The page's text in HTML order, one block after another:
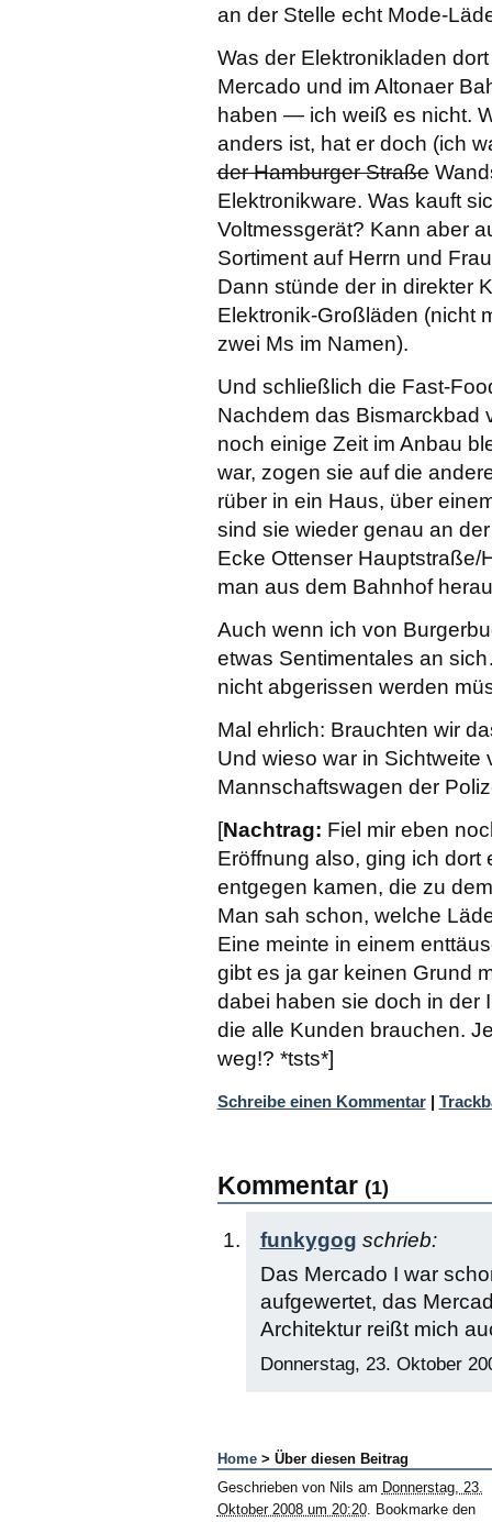
an der Stelle echt Mode-
Was der Elektronikladen
Mercado und im Altonaer
haben — ich weiß es nicht.
anders ist, hat er doch (ich
der Hamburger Straße
Elektronikware. Was kauft
Voltmessgerät? Kann aber
Sortiment auf Herrn und
Dann stünde der in direkter
Elektronik-Großläden (nicht
zwei Ms im Namen).
Und schließlich die Fast-
Nachdem das Bismarckbad
noch einige Zeit im Anbau
war, zogen sie auf die
rüber in ein Haus, über
sind sie wieder genau an
Ecke Ottenser Hauptstraße/
man aus dem Bahnhof
Auch wenn ich von
etwas Sentimentales an
nicht abgerissen werden
Mal ehrlich: Brauchten wir
Und wieso war in Sichtweite
Mannschaftswagen der
[Nachtrag: Fiel mir eben
Eröffnung also, ging ich dort
entgegen kamen, die zu
Man sah schon, welche
Eine meinte in einem
gibt es ja gar keinen Grund
dabei haben sie doch in der
die alle Kunden brauchen.
weg!? *tsts*]
Schreibe einen Kommentar |
Kommentar (1)
funkygog schrieb:
Das Mercado I war
aufgewertet, das
Architektur reißt mich
Donnerstag, 23. Oktober
Home> Über diesen Beitrag
Geschrieben von Nils am Donnerstag, 23.
Oktober 2008 um 20:20. Bookmarke den